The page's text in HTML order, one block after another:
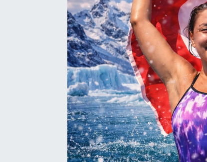
Çim Hokeyi
Cimnastik
Dans Sporları
Dövüş Sanatı